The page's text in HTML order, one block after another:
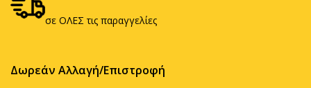
σε ΟΛΕΣ τις παραγγελίες
Δωρεάν Αλλαγή/Επιστροφή